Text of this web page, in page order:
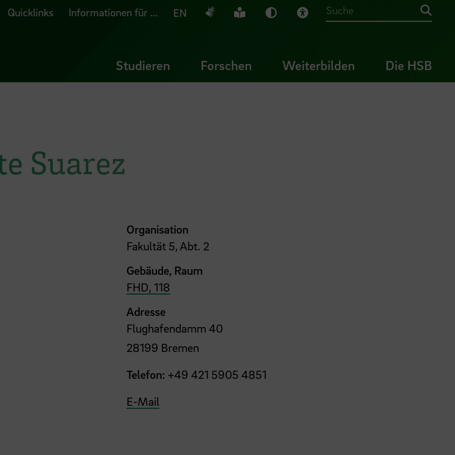
Quicklinks Informationen für ... EN Deutsche Gebärdensprache
Leichte Sprache
Dunkel-Modus
Visuelle Hilfe
Suche
Studieren Forschen Weiterbilden Die HSB
Suarez
Organisation
Fakultät 5, Abt. 2
Gebäude, Raum
FHD, 118
Adresse
Flughafendamm 40
28199 Bremen
Telefon: +49 421 5905 4851
E-Mail